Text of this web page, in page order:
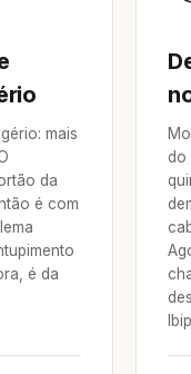
mais
da
é com
é da
do